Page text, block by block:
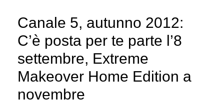
Canale 5, autunno 2012:
C’è posta per te parte l’8
settembre, Extreme
Makeover Home Edition a
novembre